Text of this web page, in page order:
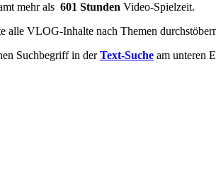
mehr als 601 Stunden Video-Spielzeit.
alle VLOG-Inhalte nach Themen
Suchbegriff in derText-Suche am unteren